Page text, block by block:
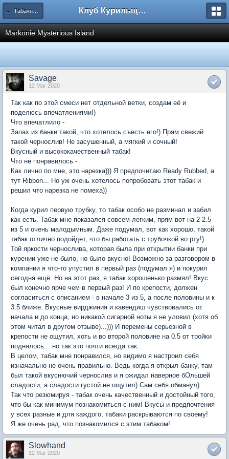
← Табачные смеси Клуб Курильщиков Трубки
Markonie Mysterious Island
Savage
12 Mar 2020
Так как по этой смеси нет отдельной ветки, создам её и
поделюсь впечатлениями!)
Что впечатлило -
Запах из банки такой, что хотелось съесть его!) Прям свежий
такой чернослив! Не засушенный, а мягкий и сочный!
Вкусный и высококачественный табак!
Что не понравилось -
Как лично по мне, это нарезка))) Я предпочитаю Ready Rubbed, а
тут Ribbon... Но уж очень хотелось попробовать этот табак и
решил что нарезка не помеха))
Когда курил первую трубку, то табак особо не разминал и забил
как есть. Табак мне показался совсем легким, прям вот на 2-2.5
из 5 и очень малодымным. Даже подумал, вот как хорошо, такой
табак отлично подойдет, что бы работать с трубочкой во рту!)
Той яркости чернослива, которая была при открытии банки при
курении уже не было, но было вкусно! Возможно за разговором в
компании я что-то упустил в первый раз (подумал я) и покурил
сегодня ещё. Но на этот раз, я табак хорошенько размял! Вкус
был конечно ярче чем в первый раз! И по крепости, должен
согласиться с описанием - в начале 3 из 5, а после половины и к
3.5 ближе. Вкусные вирджиния и кавендиш чувствовались от
начала и до конца, но никакой сигарной ноты я не уловил (хотя об
этом читал в другом отзыве)...))) И перемены серьезной в
крепости не ощутил, хоть и во второй половине на 0.5 от тройки
поднялось... но так это почти всегда так.
В целом, табак мне понравился, но видимо я настроил себя
изначально не очень правильно. Ведь когда я открыл банку, там
был такой вкуснючий чернослив и я ожидал наверное бОльшей
сладости, а сладости густой не ощутил) Сам себя обманул)
Так что резюмируя - табак очень качественный и достойный того,
что бы как минимум познакомиться с ним! Вкусы и предпочтения
у всех разные и для каждого, табаки раскрываются по своему!
Я же очень рад, что познакомился с этим табаком!
Slowhand
12 Mar 2020